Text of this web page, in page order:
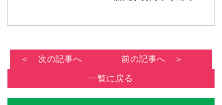
＜ 次の記事へ
一覧に戻る
前の記事へ ＞